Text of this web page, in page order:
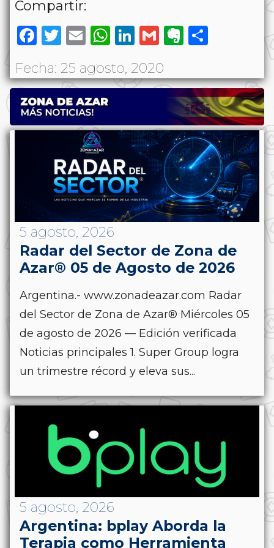
Compartir:
Facebook
Twitter
EmailWhatsApp
LinkedIn
GmailEvernote
Fecha: 25 agosto, 2020
5 agosto, 2026
Radar del Sector de Zona de
Azar® 05 de Agosto de 2026
Argentina.- www.zonadeazar.com Radar
del Sector de Zona de Azar® Miércoles 05
de agosto de 2026 — Edición verificada
Noticias principales 1. Super Group logra
un trimestre récord y eleva sus...
5 agosto, 2026
Argentina: bplay Aborda la
Terapia como Herramienta